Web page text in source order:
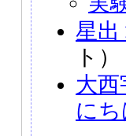
星出
ト）
大
にち